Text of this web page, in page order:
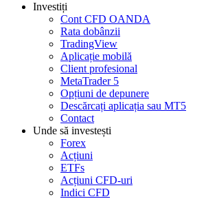
Investiți
Cont CFD OANDA
Rata dobânzii
TradingView
Aplicație mobilă
Client profesional
MetaTrader 5
Opțiuni de depunere
Descărcați aplicația sau MT5
Contact
Unde să investești
Forex
Acțiuni
ETFs
Acțiuni CFD-uri
Indici CFD